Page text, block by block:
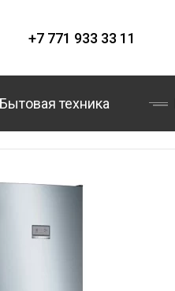
+7 771 933 33 11
Бытовая техника